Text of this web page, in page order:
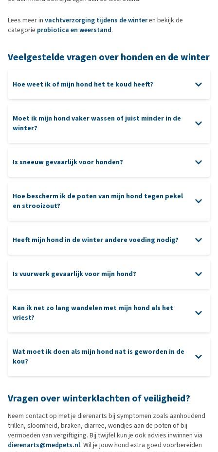
Lees meer in vachtverzorging tijdens de winteren bekijk de
categorie probiotica en weerstand.
Veelgestelde vragen over honden en de winter
Hoe weet ik of mijn hond het te koud heeft?
Moet ik mijn hond vaker wassen of juist minder in de
winter?
Is sneeuw gevaarlijk voor honden?
Hoe bescherm ik de poten van mijn hond tegen pekel
en strooizout?
Heeft mijn hond in de winter andere voeding nodig?
Is vuurwerk gevaarlijk voor mijn hond?
Kan ik net zo lang wandelen met mijn hond als het
vriest?
Wat moet ik doen als mijn hond nat is geworden in de
kou?
Vragen over winterklachten of veiligheid?
Neem contact op met je dierenarts bij symptomen zoals aanhoudend
trillen, sloomheid, braken, diarree, wondjes aan de poten of bij
vermoeden van vergiftiging. Bij twijfel kun je ook advies inwinnen via
dierenarts@medpets.nl. Wil je jouw hond extra goed voorbereiden